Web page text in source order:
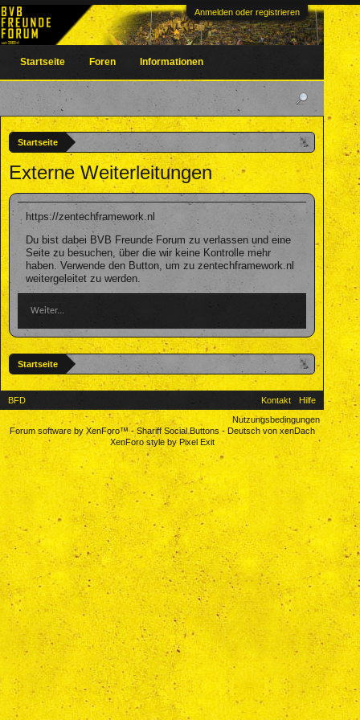
Anmelden oder registrieren
Startseite
Externe Weiterleitungen
https://zentechframework.nl
Du bist dabei BVB Freunde Forum zu verlassen und eine
Seite zu besuchen, über die wir keine Kontrolle mehr
haben. Verwende den Button, um zu zentechframework.nl
weitergeleitet zu werden.
Weiter...
Startseite
Startseite Foren Informationen
BFD Kontakt
Hilfe
Nutzungsbedingungen
Forum software by XenForo™-Shariff Social Buttons- Deutsch von xenDach
XenForo style by Pixel Exit